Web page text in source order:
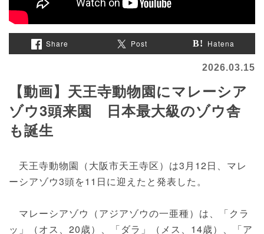
Share Post Hatena
2026.03.15
【動画】天王寺動物園にマレーシア
ゾウ3頭来園 日本最大級のゾウ舎
も誕生
天王寺動物園（大阪市天王寺区）は3月12日、マレ
ーシアゾウ3頭を11日に迎えたと発表した。
マレーシアゾウ（アジアゾウの一亜種）は、「クラ
ッ」（オス、20歳）、「ダラ」（メス、14歳）、「ア